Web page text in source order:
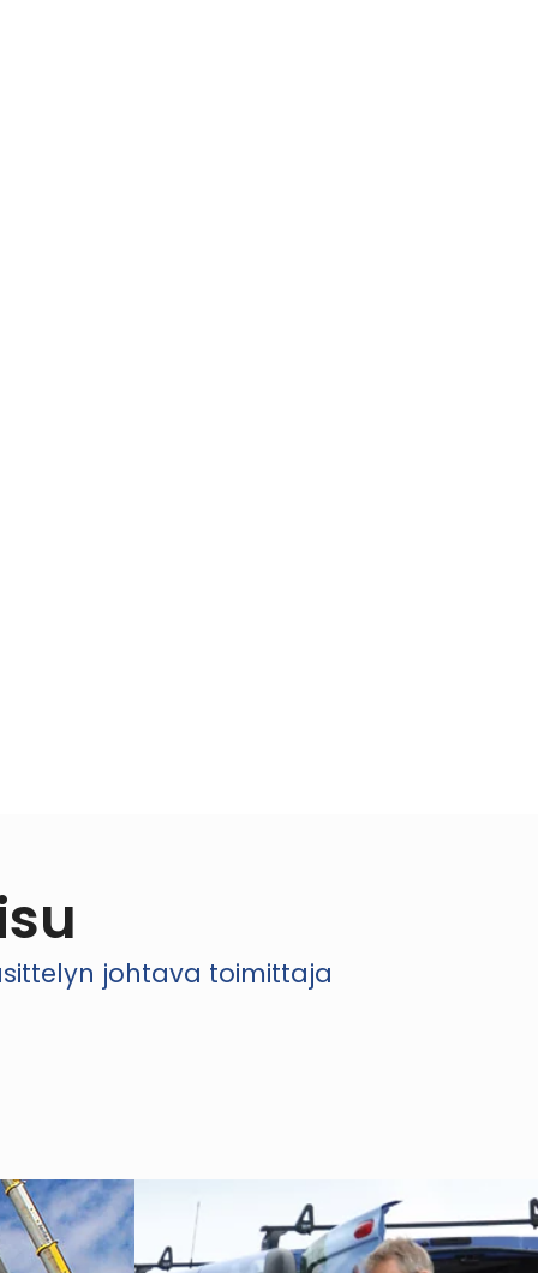
johtava toimittaja